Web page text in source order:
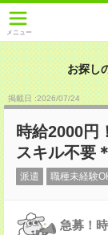
メニュー
お探し
掲載日 :2026/07/24
時給2000
スキル不要
派遣 職種未経験
急募！